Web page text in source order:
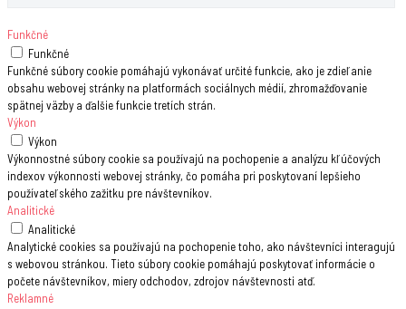
Funkčné
Funkčné
Funkčné súbory cookie pomáhajú vykonávať určité funkcie, ako je zdieľanie
obsahu webovej stránky na platformách sociálnych médií, zhromažďovanie
spätnej väzby a ďalšie funkcie tretích strán.
Výkon
Výkon
Výkonnostné súbory cookie sa používajú na pochopenie a analýzu kľúčových
indexov výkonnosti webovej stránky, čo pomáha pri poskytovaní lepšieho
používateľského zažitku pre návštevníkov.
Analitické
Analitické
Analytické cookies sa používajú na pochopenie toho, ako návštevníci interagujú
s webovou stránkou. Tieto súbory cookie pomáhajú poskytovať informácie o
počete návštevníkov, miery odchodov, zdrojov návštevnosti atď.
Reklamné